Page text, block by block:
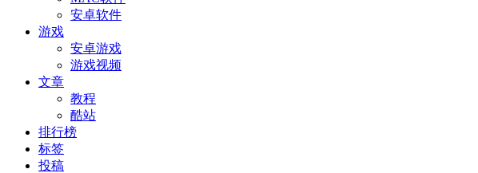
安卓软件
游戏
安卓游戏
游戏视频
文章
教程
酷站
排行榜
标签
投稿